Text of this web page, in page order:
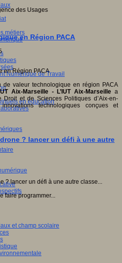
métiers
Numérique de Travail
en éducation
et champ scolaire
des Usages
en Région PACA
valeur technologique en région PACA
Aix-Marseille - L’IUT Aix-Marseille a
et de Sciences Politiques d’Aix-en-
technologiques conçues et
? lancer un défi à une autre
faire programmer...